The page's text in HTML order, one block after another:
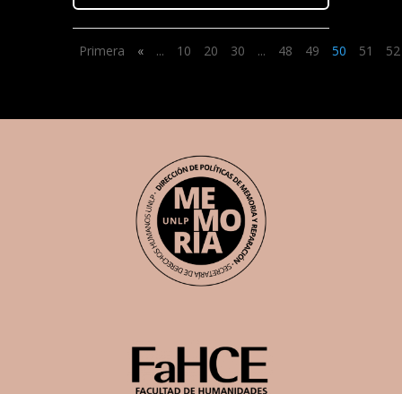
Primera « ... 10 20 30 ... 48 49 50 51 52